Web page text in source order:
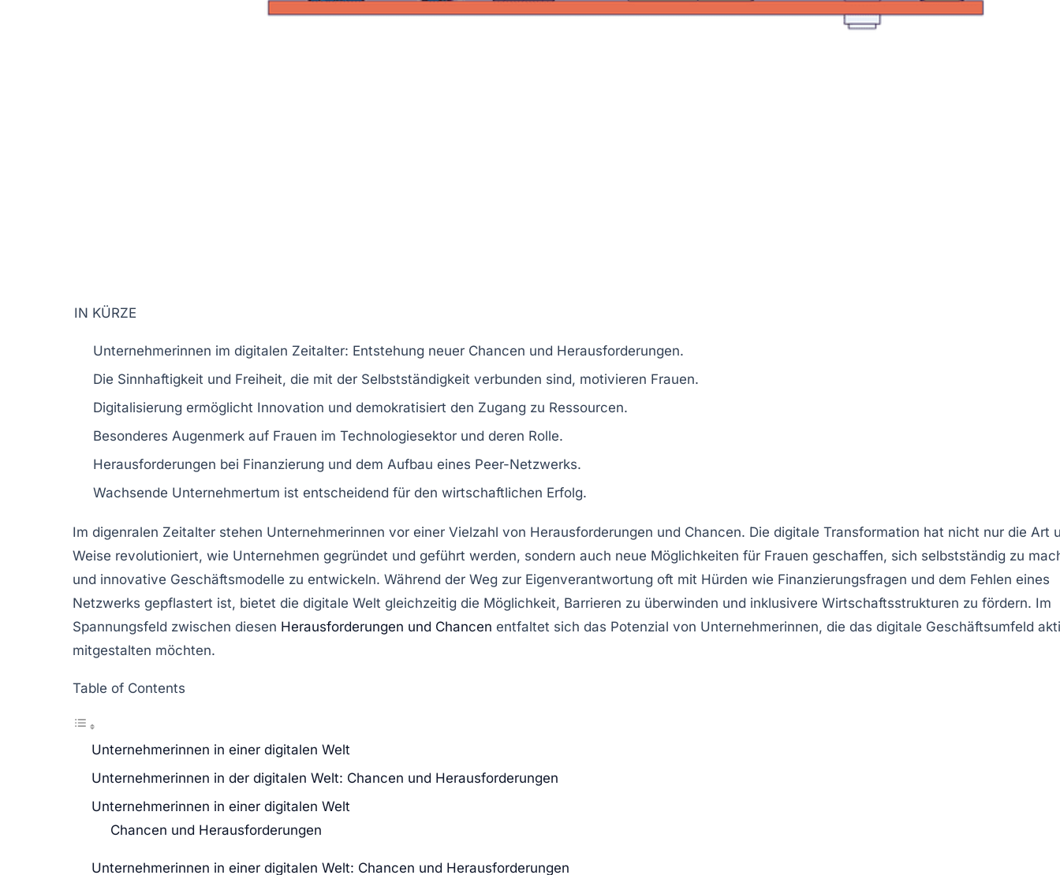
IN KÜRZE
Unternehmerinnen im digitalen Zeitalter: Entstehung neuer Chancen und Herausforderungen.
Die Sinnhaftigkeit und Freiheit, die mit der Selbstständigkeit verbunden sind, motivieren Frauen.
Digitalisierung ermöglicht Innovation und demokratisiert den Zugang zu Ressourcen.
Besonderes Augenmerk auf Frauen im Technologiesektor und deren Rolle.
Herausforderungen bei Finanzierung und dem Aufbau eines Peer-Netzwerks.
Wachsende Unternehmertum ist entscheidend für den wirtschaftlichen Erfolg.
Im digenralen Zeitalter stehen Unternehmerinnen vor einer Vielzahl von Herausforderungen und Chancen. Die digitale Transformation hat nicht nur die Art
Weise revolutioniert, wie Unternehmen gegründet und geführt werden, sondern auch neue Möglichkeiten für Frauen geschaffen, sich selbstständig zu
und innovative Geschäftsmodelle zu entwickeln. Während der Weg zur Eigenverantwortung oft mit Hürden wie Finanzierungsfragen und dem Fehlen eines
Netzwerks gepflastert ist, bietet die digitale Welt gleichzeitig die Möglichkeit, Barrieren zu überwinden und inklusivere Wirtschaftsstrukturen zu fördern. Im
Spannungsfeld zwischen diesen Herausforderungen und Chancen entfaltet sich das Potenzial von Unternehmerinnen, die das digitale Geschäftsumfeld
mitgestalten möchten.
Table of Contents
Unternehmerinnen in einer digitalen Welt
Unternehmerinnen in der digitalen Welt: Chancen und Herausforderungen
Unternehmerinnen in einer digitalen Welt
Chancen und Herausforderungen
Unternehmerinnen in einer digitalen Welt: Chancen und Herausforderungen